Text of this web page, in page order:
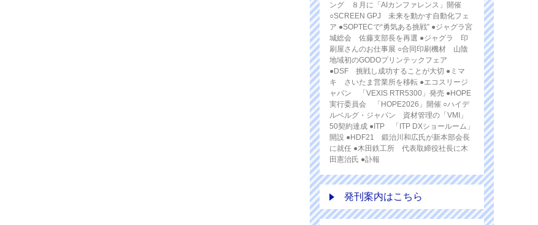
ング ８月に「AIカンファレンス」開催
○SCREEN GPJ 未来を動かす自動化フェ
ア ●SOPTECで“勇気ある挑戦” ●ジャグラ宮
城総会 佐藤支部長を再選 ●ジャグラ 印
刷屋さんのお仕事展 ○合同印刷機材 山陰
地域初のGODOプリンテックフェア
●DSF 挑戦し成功することが大切 ●ミマ
キ さいたま営業所を移転 ●エコスリージ
ャパン 「VEXIS RTR5300」発売 ●HOPE
実行委員会 「HOPE2026」開催 ○ハイデ
ルベルグ・ジャパン 資材管理の「VMI」
50契約達成 ●ITP 「ITP DXショールーム」
開設 ●HDF21 鍛治川和広氏が新本部会長
に就任 ●木田鉄工所 代表取締役社長に木
田憲治氏 ●訃報
発刊案内はこちら